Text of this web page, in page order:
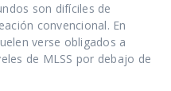
son difíciles de
convencional. En
verse obligados a
de MLSS por debajo de